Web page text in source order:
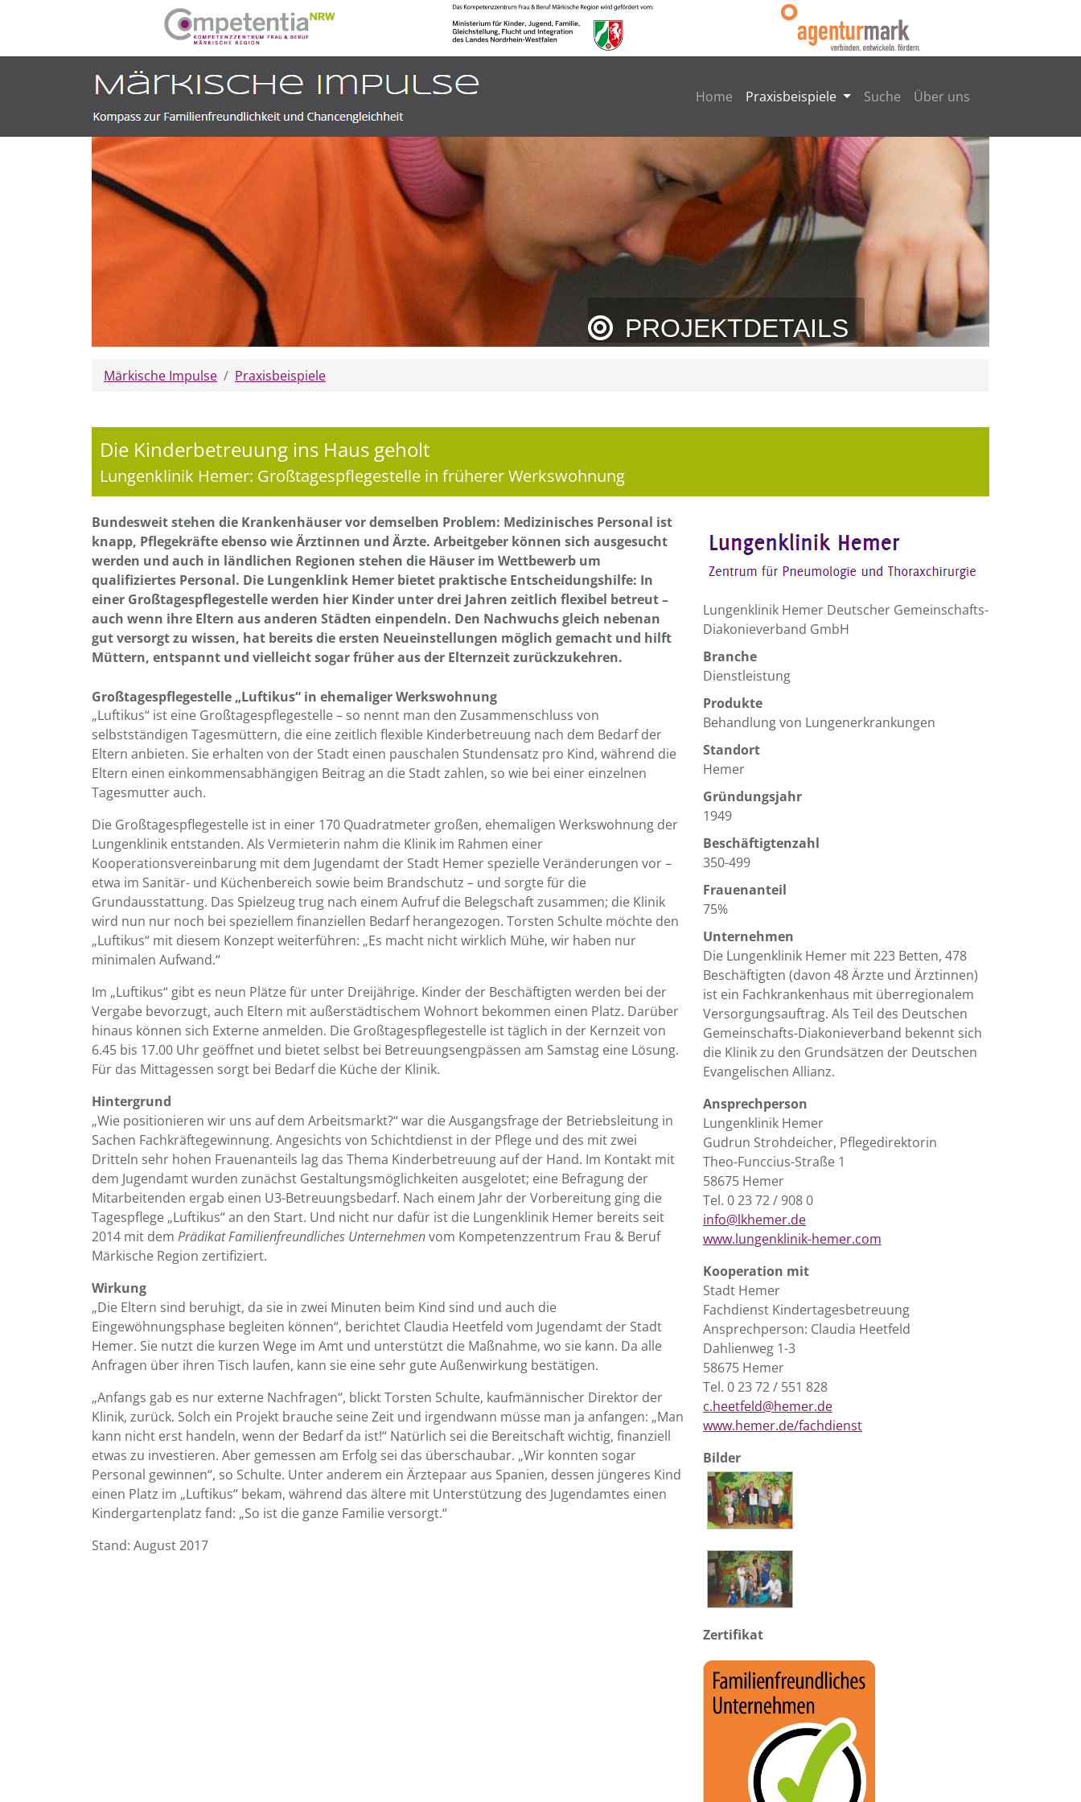
Home Praxisbeispiele Suche Über uns
PROJEKTDETAILS
Märkische Impulse Praxisbeispiele
Die Kinderbetreuung ins Haus geholt
Lungenklinik Hemer: Großtagespflegestelle in früherer Werkswohnung
Bundesweit stehen die Krankenhäuser vor demselben Problem: Medizinisches Personal ist
knapp, Pflegekräfte ebenso wie Ärztinnen und Ärzte. Arbeitgeber können sich ausgesucht
werden und auch in ländlichen Regionen stehen die Häuser im Wettbewerb um
qualifiziertes Personal. Die Lungenklink Hemer bietet praktische Entscheidungshilfe: In
einer Großtagespflegestelle werden hier Kinder unter drei Jahren zeitlich flexibel betreut –
auch wenn ihre Eltern aus anderen Städten einpendeln. Den Nachwuchs gleich nebenan
gut versorgt zu wissen, hat bereits die ersten Neueinstellungen möglich gemacht und hilft
Müttern, entspannt und vielleicht sogar früher aus der Elternzeit zurückzukehren.
Großtagespflegestelle „Luftikus“ in ehemaliger Werkswohnung
„Luftikus“ ist eine Großtagespflegestelle – so nennt man den Zusammenschluss von
selbstständigen Tagesmüttern, die eine zeitlich flexible Kinderbetreuung nach dem Bedarf der
Eltern anbieten. Sie erhalten von der Stadt einen pauschalen Stundensatz pro Kind, während die
Eltern einen einkommensabhängigen Beitrag an die Stadt zahlen, so wie bei einer einzelnen
Tagesmutter auch.
Die Großtagespflegestelle ist in einer 170 Quadratmeter großen, ehemaligen Werkswohnung der
Lungenklinik entstanden. Als Vermieterin nahm die Klinik im Rahmen einer
Kooperationsvereinbarung mit dem Jugendamt der Stadt Hemer spezielle Veränderungen vor –
etwa im Sanitär- und Küchenbereich sowie beim Brandschutz – und sorgte für die
Grundausstattung. Das Spielzeug trug nach einem Aufruf die Belegschaft zusammen; die Klinik
wird nun nur noch bei speziellem finanziellen Bedarf herangezogen. Torsten Schulte möchte den
„Luftikus“ mit diesem Konzept weiterführen: „Es macht nicht wirklich Mühe, wir haben nur
minimalen Aufwand.“
Im „Luftikus“ gibt es neun Plätze für unter Dreijährige. Kinder der Beschäftigten werden bei der
Vergabe bevorzugt, auch Eltern mit außerstädtischem Wohnort bekommen einen Platz. Darüber
hinaus können sich Externe anmelden. Die Großtagespflegestelle ist täglich in der Kernzeit von
6.45 bis 17.00 Uhr geöffnet und bietet selbst bei Betreuungsengpässen am Samstag eine Lösung.
Für das Mittagessen sorgt bei Bedarf die Küche der Klinik.
Hintergrund
„Wie positionieren wir uns auf dem Arbeitsmarkt?“ war die Ausgangsfrage der Betriebsleitung in
Sachen Fachkräftegewinnung. Angesichts von Schichtdienst in der Pflege und des mit zwei
Dritteln sehr hohen Frauenanteils lag das Thema Kinderbetreuung auf der Hand. Im Kontakt mit
dem Jugendamt wurden zunächst Gestaltungsmöglichkeiten ausgelotet; eine Befragung der
Mitarbeitenden ergab einen U3-Betreuungsbedarf. Nach einem Jahr der Vorbereitung ging die
Tagespflege „Luftikus“ an den Start. Und nicht nur dafür ist die Lungenklinik Hemer bereits seit
2014 mit dem Prädikat Familienfreundliches Unternehmenvom Kompetenzzentrum Frau & Beruf
Märkische Region zertifiziert.
Wirkung
„Die Eltern sind beruhigt, da sie in zwei Minuten beim Kind sind und auch die
Eingewöhnungsphase begleiten können“, berichtet Claudia Heetfeld vom Jugendamt der Stadt
Hemer. Sie nutzt die kurzen Wege im Amt und unterstützt die Maßnahme, wo sie kann. Da alle
Anfragen über ihren Tisch laufen, kann sie eine sehr gute Außenwirkung bestätigen.
„Anfangs gab es nur externe Nachfragen“, blickt Torsten Schulte, kaufmännischer Direktor der
Klinik, zurück. Solch ein Projekt brauche seine Zeit und irgendwann müsse man ja anfangen: „Man
kann nicht erst handeln, wenn der Bedarf da ist!“ Natürlich sei die Bereitschaft wichtig, finanziell
etwas zu investieren. Aber gemessen am Erfolg sei das überschaubar. „Wir konnten sogar
Personal gewinnen“, so Schulte. Unter anderem ein Ärztepaar aus Spanien, dessen jüngeres Kind
einen Platz im „Luftikus“ bekam, während das ältere mit Unterstützung des Jugendamtes einen
Kindergartenplatz fand: „So ist die ganze Familie versorgt.“
Stand: August 2017
Lungenklinik Hemer Deutscher Gemeinschafts-
Diakonieverband GmbH
Branche
Dienstleistung
Produkte
Behandlung von Lungenerkrankungen
Standort
Hemer
Gründungsjahr
1949
Beschäftigtenzahl
350-499
Frauenanteil
75%
Unternehmen
Die Lungenklinik Hemer mit 223 Betten, 478
Beschäftigten (davon 48 Ärzte und Ärztinnen)
ist ein Fachkrankenhaus mit überregionalem
Versorgungsauftrag. Als Teil des Deutschen
Gemeinschafts-Diakonieverband bekennt sich
die Klinik zu den Grundsätzen der Deutschen
Evangelischen Allianz.
Ansprechperson
Lungenklinik Hemer
Gudrun Strohdeicher, Pflegedirektorin
Theo-Funccius-Straße 1
58675 Hemer
Tel. 0 23 72 / 908 0
info@lkhemer.de
www.lungenklinik-hemer.com
Kooperation mit
Stadt Hemer
Fachdienst Kindertagesbetreuung
Ansprechperson: Claudia Heetfeld
Dahlienweg 1-3
58675 Hemer
Tel. 0 23 72 / 551 828
c.heetfeld@hemer.de
www.hemer.de/fachdienst
Bilder
Zertifikat